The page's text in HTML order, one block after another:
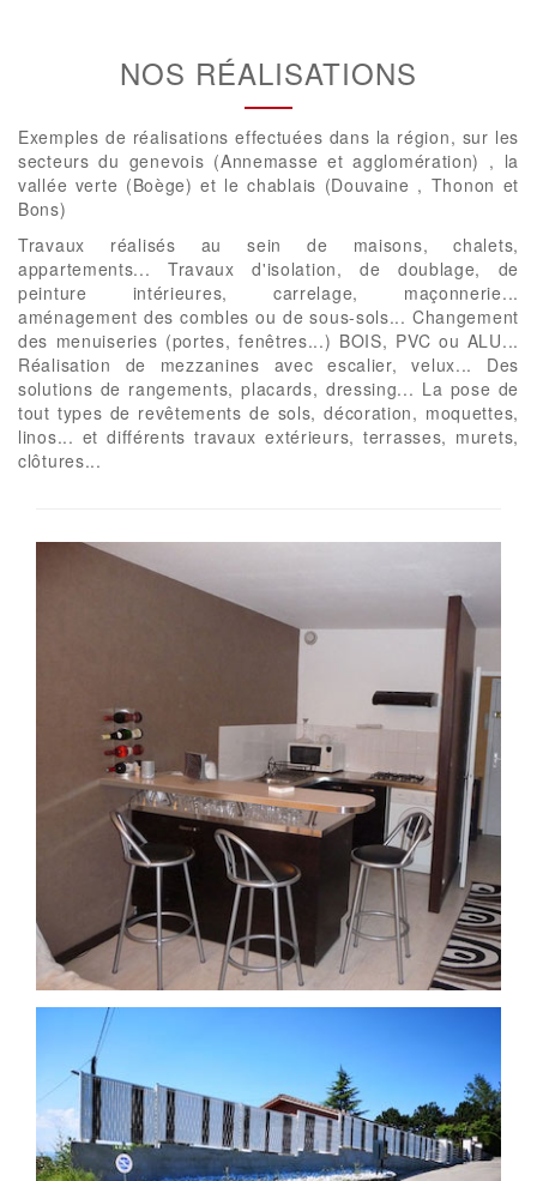
NOS RÉALISATIONS
Exemples de réalisations effectuées dans la région, sur les
secteurs du genevois (Annemasse et agglomération) , la
vallée verte (Boège) et le chablais (Douvaine , Thonon et
Bons)
Travaux réalisés au sein de maisons, chalets,
appartements... Travaux d'isolation, de doublage, de
peinture intérieures, carrelage, maçonnerie...
aménagement des combles ou de sous-sols... Changement
des menuiseries (portes, fenêtres...) BOIS, PVC ou ALU...
Réalisation de mezzanines avec escalier, velux... Des
solutions de rangements, placards, dressing... La pose de
tout types de revêtements de sols, décoration, moquettes,
linos... et différents travaux extérieurs, terrasses, murets,
clôtures...